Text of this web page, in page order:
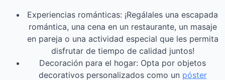
Experiencias románticas: ¡Regálales una escapada
romántica, una cena en un restaurante, un masaje
en pareja o una actividad especial que les permita
disfrutar de tiempo de calidad juntos!
Decoración para el hogar: Opta por objetos
decorativos personalizados como un póster